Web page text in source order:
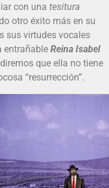
con una tesitura
otro éxito más en su
sus virtudes vocales
entrañable Reina Isabel
diremos que ella no tiene
“resurrección”.